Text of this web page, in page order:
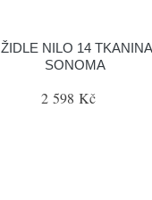
NILO 14
SONOMA
2 598 Kč